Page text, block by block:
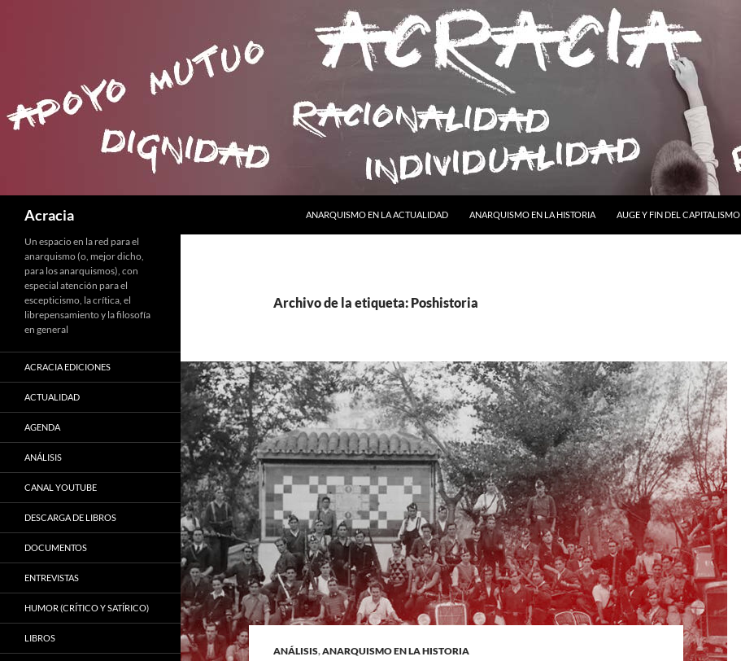
Acracia
ANARQUISMO EN LA ACTUALIDAD
ANARQUISMO EN LA HISTORIA AUGE Y FIN DEL CAPITALISMO
Archivo de la etiqueta: Poshistoria
ANÁLISIS,ANARQUISMO EN LA HISTORIA
Un espacio en la red para el
anarquismo (o, mejor dicho,
para los anarquismos), con
especial atención para el
escepticismo, la crítica, el
librepensamiento y la filosofía
en general
ACRACIA EDICIONES
ACTUALIDAD
AGENDA
ANÁLISIS
CANAL YOUTUBE
DESCARGA DE LIBROS
DOCUMENTOS
ENTREVISTAS
HUMOR (CRÍTICO Y SATÍRICO)
LIBROS